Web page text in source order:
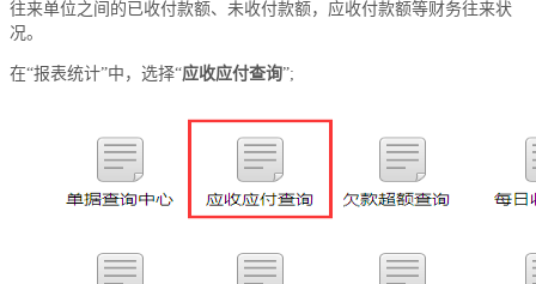
往来单位之间的已收付款额、未收付款额，应收付款额等财务往来状
况。
在“报表统计”中，选择“应收应付查询”;